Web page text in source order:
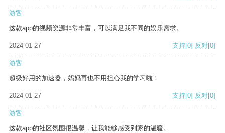
游客
这款app的视频资源非常丰富，可以满足我不同的娱乐需求。
2024-01-27 支持[0] 反对[0]
游客
超级好用的加速器，妈妈再也不用担心我的学习啦！
2024-01-27 支持[0] 反对[0]
游客
这款app的社区氛围很温馨，让我能够感受到家的温暖。